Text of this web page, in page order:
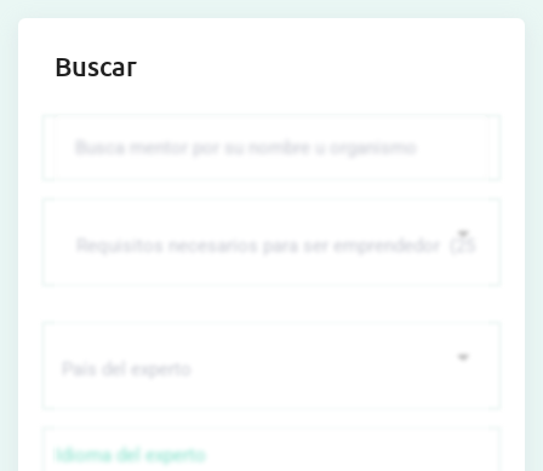
Buscar
Idioma del experto